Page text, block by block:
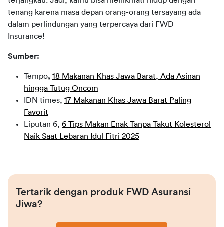
tenang karena masa depan orang-orang tersayang ada
dalam perlindungan yang terpercaya dari FWD
Insurance!
Sumber:
Tempo, 18 Makanan Khas Jawa Barat, Ada Asinan
hingga Tutug Oncom
IDN times, 17 Makanan Khas Jawa Barat Paling
Favorit
Liputan 6, 6 Tips Makan Enak Tanpa Takut Kolesterol
Naik Saat Lebaran Idul Fitri 2025
Tertarik dengan produk FWD Asuransi
Jiwa?